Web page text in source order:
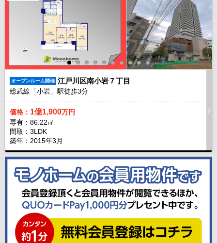
オープンルーム開催 江戸川区南小岩７丁目
総武線「小岩」駅徒歩3分
価格： 1億1,900万円
専有：86.22㎡
間取：3LDK
築年：2015年3月